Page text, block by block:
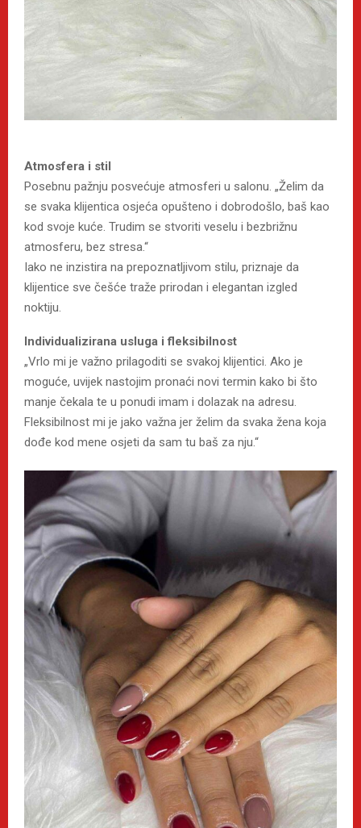
Atmosfera i stil
Posebnu pažnju posvećuje atmosferi u salonu. „Želim da
se svaka klijentica osjeća opušteno i dobrodošlo, baš kao
kod svoje kuće. Trudim se stvoriti veselu i bezbrižnu
atmosferu, bez stresa.“
Iako ne inzistira na prepoznatljivom stilu, priznaje da
klijentice sve češće traže prirodan i elegantan izgled
noktiju.
Individualizirana usluga i fleksibilnost
„Vrlo mi je važno prilagoditi se svakoj klijentici. Ako je
moguće, uvijek nastojim pronaći novi termin kako bi što
manje čekala te u ponudi imam i dolazak na adresu.
Fleksibilnost mi je jako važna jer želim da svaka žena koja
dođe kod mene osjeti da sam tu baš za nju.“